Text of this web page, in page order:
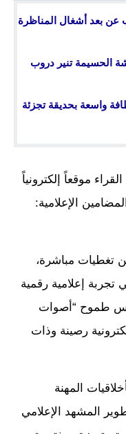
عن بعد أشغال المناظرة
الحسيمة تنير دروب
واسعة بحديقة تجزئة
موقعاً إلكترونياً
الإعلامية:
تغطيات مباشرة،
إعلامية رقمية
طموح “أصوات
رصينة وذات
المهنة
المشهد الإعلامي